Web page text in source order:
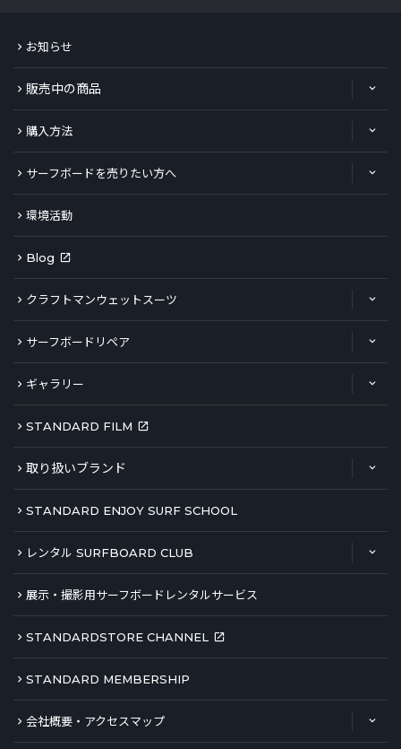
お知らせ
販売中の商品
購入方法
サーフボードを売りたい方へ
環境活動
Blog
クラフトマンウェットスーツ
サーフボードリペア
ギャラリー
STANDARD FILM
取り扱いブランド
STANDARD ENJOY SURF SCHOOL
レンタル SURFBOARD CLUB
展示・撮影用サーフボードレンタルサービス
STANDARDSTORE CHANNEL
STANDARD MEMBERSHIP
会社概要・アクセスマップ